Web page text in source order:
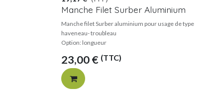
Manche Filet Surber Aluminium
Manche filet Surber aluminium pour usage de type
haveneau- troubleau
Option: longueur
23,00€ (TTC)